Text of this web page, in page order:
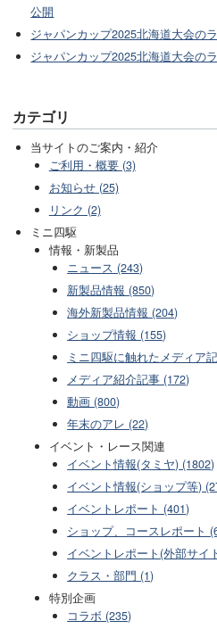
公開
ジャパンカップ2025北海道大会の
ジャパンカップ2025北海道大会の
カテゴリ
当サイトのご案内・紹介
ご利用・概要 (3)
お知らせ (25)
リンク (2)
ミニ四駆
情報・新製品
ニュース (243)
新製品情報 (850)
海外新製品情報 (204)
ショップ情報 (155)
ミニ四駆に触れたメディア
メディア紹介記事 (172)
動画 (800)
年末のアレ (22)
イベント・レース関連
イベント情報(タミヤ) (1802)
イベント情報(ショップ等)
イベントレポート (401)
ショップ、コースレポート
イベントレポート(外部サイ
クラス・部門 (1)
特別企画
コラボ (235)